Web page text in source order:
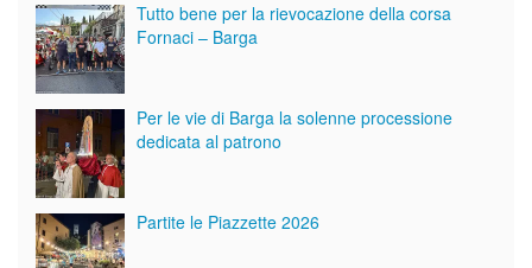
Tutto bene per la rievocazione della corsa
Fornaci – Barga
Per le vie di Barga la solenne processione
dedicata al patrono
Partite le Piazzette 2026